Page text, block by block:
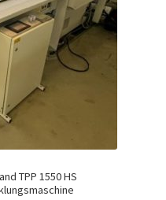
TPP 1550 HS